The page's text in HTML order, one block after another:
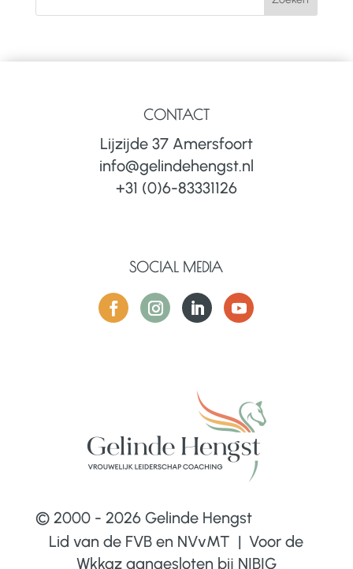
CONTACT
Lijzijde 37 Amersfoort
info@gelindehengst.nl
+31 (0)6-83331126
SOCIAL MEDIA
© 2000 - 2026 Gelinde Hengst
Lid van de FVB en NVvMT | Voor de
Wkkgz aangesloten bij NIBIG